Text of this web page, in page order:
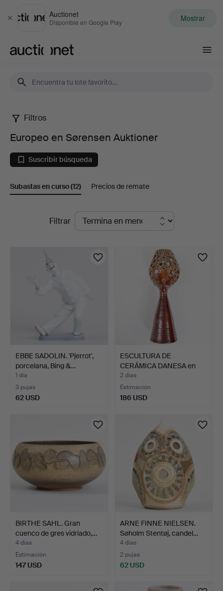
Cerrar
Auctionet
Disponible en Google Play Mostrar
Europeo
en
Sørensen
Auktioner
Filtros
Europeo en Sørensen Auktioner
Suscribir búsqueda
Subastas en curso(12) Precios de remate
SubastasFiltrar
EBBE SADOLIN. 'Pjerrot',
porcelana, Bing &…
1 día
3 pujas
62 USD
ESCULTURA DE
CERÁMICA DANESA en
gres vidri…
2 días
Estimación
186 USD
BIRTHE SAHL. Gran
cuenco de gres vidriado,…
4 días
Estimación
147 USD
ARNE FINNE NIELSEN.
Søholm Stentøj, candel…
4 días
2 pujas
62 USD